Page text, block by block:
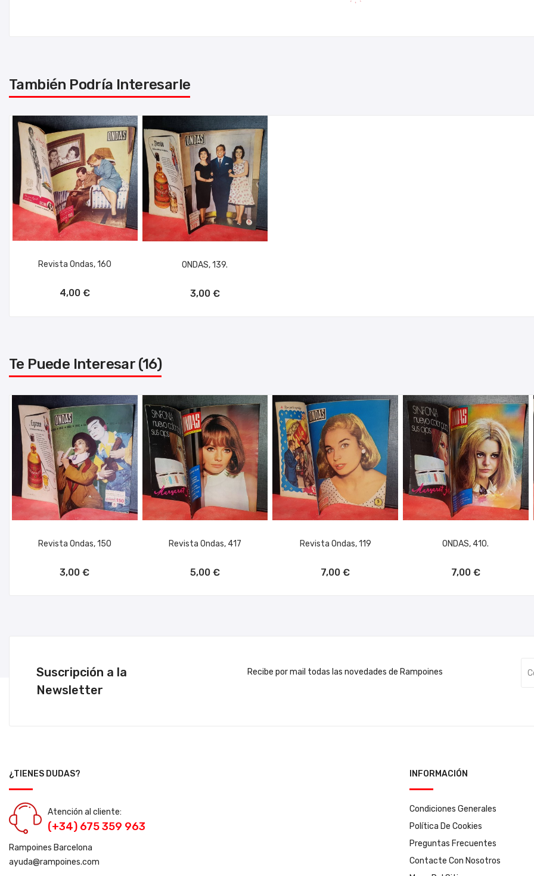
También Podría Interesarle
Revista Ondas, 160
4,00 €
ONDAS, 139.
3,00 €
Te Puede Interesar (16)
Revista Ondas, 150
3,00 €
Revista Ondas, 417
5,00 €
Revista Ondas, 119
7,00 €
ONDAS, 410.
7,00 €
Suscripción a la
Newsletter
Recibe por mail todas las novedades de Rampoines
¿TIENES DUDAS?
Atención al cliente:
(+34) 675 359 963
Rampoines Barcelona
ayuda@rampoines.com
INFORMACIÓN
Condiciones Generales
Política De Cookies
Preguntas Frecuentes
Contacte Con Nosotros